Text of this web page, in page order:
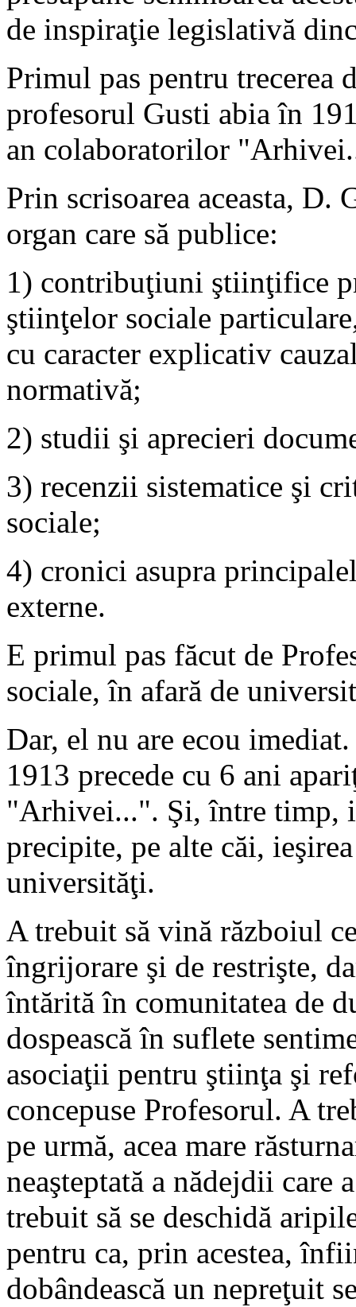
de inspiraţie legislativă
Primul pas pentru trecerea
profesorul Gusti abia în
an colaboratorilor
Prin scrisoarea aceasta, D.
organ care să publice:
1) contribuţiuni ştiinţifice
ştiinţelor sociale
cu caracter explicativ
normativă;
2) studii şi aprecieri
3) recenzii sistematice şi
sociale;
4) cronici asupra
externe.
E primul pas făcut de
sociale, în afară de
Dar, el nu are ecou
1913 precede cu 6 ani
"Arhivei...". Şi, între timp,
precipite, pe alte căi,
universităţi.
A trebuit să vină războiul
îngrijorare şi de restrişte,
întărită în comunitatea de
dospească în suflete
asociaţii pentru ştiinţa şi
concepuse Profesorul. A
pe urmă, acea mare
neaşteptată a nădejdii care
trebuit să se deschidă
pentru ca, prin acestea,
dobândească un nepreţuit